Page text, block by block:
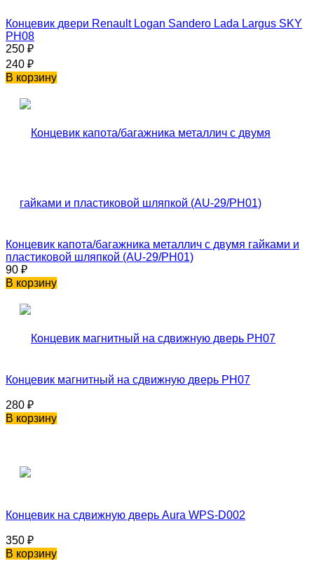
Концевик двери Renault Logan Sandero Lada Largus SKY
PH08
250 ₽
240 ₽
В корзину
Концевик капота/багажника металлич с двумя гайками и
пластиковой шляпкой (AU-29/PH01)
90 ₽
В корзину
Концевик магнитный на сдвижную дверь PH07
280 ₽
В корзину
Концевик на сдвижную дверь Aura WPS-D002
350 ₽
В корзину